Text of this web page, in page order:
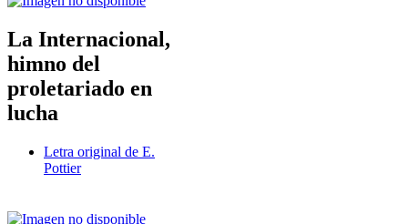
La Internacional,
himno del
proletariado en
lucha
Letra original de E.
Pottier